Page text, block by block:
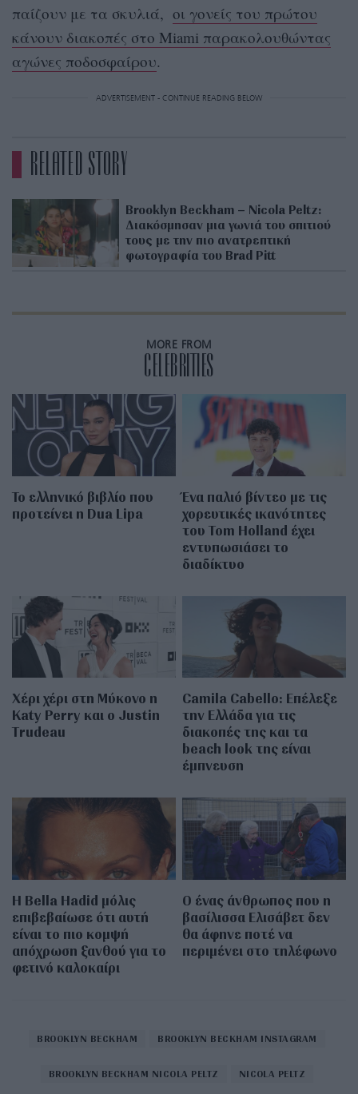
παίζουν με τα σκυλιά, οι γονείς του πρώτου
κάνουν διακοπές στο Miami παρακολουθώντας
αγώνες ποδοσφαίρου.
ADVERTISEMENT - CONTINUE READING BELOW
RELATED STORY
Brooklyn Beckham – Nicola Peltz:
Διακόσμησαν μια γωνιά του σπιτιού
τους με την πιο ανατρεπτική
φωτογραφία του Brad Pitt
MORE FROM
CELEBRITIES
Το ελληνικό βιβλίο που
προτείνει η Dua Lipa
Ένα παλιό βίντεο με τις
χορευτικές ικανότητες
του Tom Holland έχει
εντυπωσιάσει το
διαδίκτυο
Χέρι χέρι στη Μύκονο η
Katy Perry και ο Justin
Trudeau
Camila Cabello: Επέλεξε
την Ελλάδα για τις
διακοπές της και τα
beach look της είναι
έμπνευση
Η Bella Hadid μόλις
επιβεβαίωσε ότι αυτή
είναι το πιο κομψή
απόχρωση ξανθού για το
φετινό καλοκαίρι
Ο ένας άνθρωπος που η
βασίλισσα Ελισάβετ δεν
θα άφηνε ποτέ να
περιμένει στο τηλέφωνο
BROOKLYN BECKHAM BROOKLYN BECKHAM INSTAGRAM
BROOKLYN BECKHAM NICOLA PELTZ NICOLA PELTZ